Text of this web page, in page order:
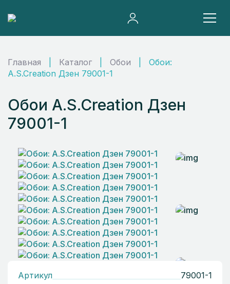
Главная Каталог Обои
Обои:
A.S.Creation Дзен 79001-1
Обои A.S.Creation Дзен
79001-1
Артикул
79001-1